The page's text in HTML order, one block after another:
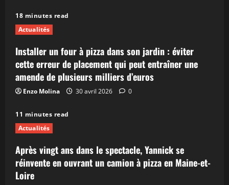
18 minutes read
Actualités
Installer un four à pizza dans son jardin : éviter
cette erreur de placement qui peut entraîner une
amende de plusieurs milliers d’euros
Enzo Molina 30 avril 2026 0
11 minutes read
Actualités
Après vingt ans dans le spectacle, Yannick se
réinvente en ouvrant un camion à pizza en Maine-et-
Loire